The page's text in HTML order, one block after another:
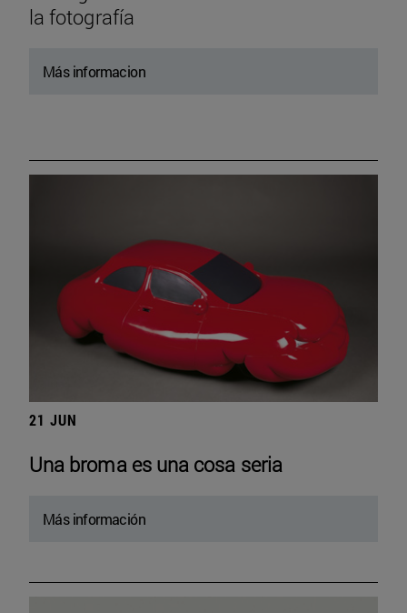
la fotografía
Más informacion
21 JUN
Una broma es una cosa seria
Más información